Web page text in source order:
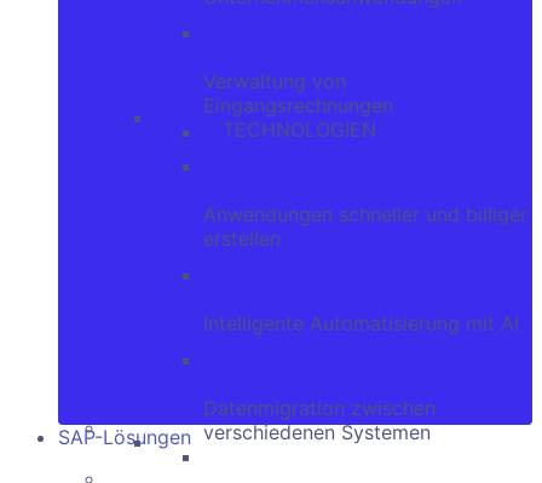
Verwaltung von
Eingangsrechnungen
TECHNOLOGIEN
Anwendungen schneller und billiger
erstellen
Intelligente Automatisierung mit AI
Datenmigration zwischen
verschiedenen Systemen
SAP-Lösungen